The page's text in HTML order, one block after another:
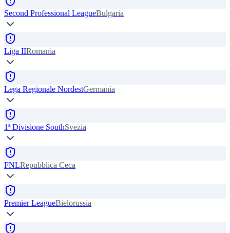
Second Professional LeagueBulgaria
Liga IIRomania
Lega Regionale NordestGermania
1ª Divisione SouthSvezia
FNLRepubblica Ceca
Premier LeagueBielorussia